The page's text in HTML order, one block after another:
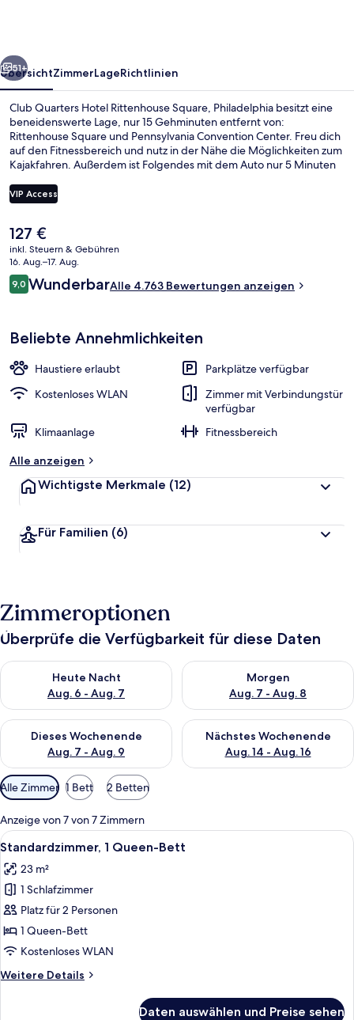
Weiter
51+
ÜbersichtZimmerLageRichtlinien
Club Quarters Hotel Rittenhouse Square, Philadelphia besitzt eine
beneidenswerte Lage, nur 15 Gehminuten entfernt von:
Rittenhouse Square und Pennsylvania Convention Center. Freu dich
auf den Fitnessbereich und nutz in der Nähe die Möglichkeiten zum
Kajakfahren. Außerdem ist Folgendes mit dem Auto nur 5 Minuten
Art. Anderen Reisenden gefallen die bequemen Betten und das
hilfsbereite Personal sehr gut. Die öffentlichen Verkehrsmittel sind
Minuten und zur Straßenbahnhaltestelle 15th St. 6 Minuten.
VIP Access
Der
aktuelle
Preis
beträgt
127 €.
127 €
inkl. Steuern & Gebühren
16. Aug.–17. Aug.
Bewertungen
9,09,0 von 10.
WunderbarAlle 4.763 Bewertungen anzeigen
Beliebte Annehmlichkeiten
Haustiere erlaubt
Parkplätze verfügbar
Kostenloses WLAN
Zimmer mit Verbindungstür
verfügbar
Klimaanlage
Fitnessbereich
Alle anzeigen
Wichtigste Merkmale (12)
Für Familien (6)
Zimmeroptionen
Überprüfe die Verfügbarkeit für diese Daten
Heute Nacht
Aug. 6 - Aug. 7
Überprüfe die Verfügbarkeit für heute Nacht, Aug. 6 - Aug. 7.
Morgen
Aug. 7 - Aug. 8
Überprüfe die Verfügbarkeit
Dieses Wochenende
Aug. 7 - Aug. 9
Überprüfe die Verfügbarkeit für dieses Wochenende, Aug. 7
Nächstes Wochenende
Aug. 14 - Aug. 16
Überprüfe die Verfügbarkeit
Verfügbare
Filter
für
Zimmer
Alle Zimmer 1 Bett 2 Betten
Anzeige von 7 von 7 Zimmern
Alle
Fotos
für
Standardzimmer,
1
Queen-
Bett
Ein ordentlich bezogenes Bett mit
12
Standardzimmer, 1 Queen-Bett
23 m²
1 Schlafzimmer
Platz für 2 Personen
1 Queen-Bett
Kostenloses WLAN
Weitere Details
Weitere
Daten auswählen und Preise sehen